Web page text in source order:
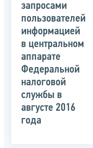
запросами
пользователей
информацией
в центральном
аппарате
Федеральной
налоговой
службы в
августе 2016
года